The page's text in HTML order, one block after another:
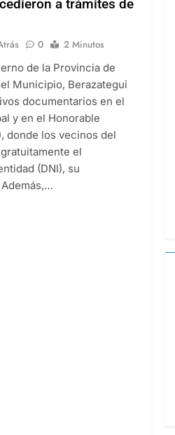
a trámites de
0
2 Minutos
de la Provincia de
Municipio, Berazategui
documentarios en el
y en el Honorable
donde los vecinos del
el
(DNI), su